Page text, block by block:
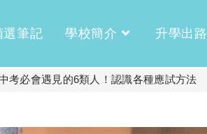
選筆記 學校簡介 升學出路
考必會遇見的6類人！認識各種應試方法